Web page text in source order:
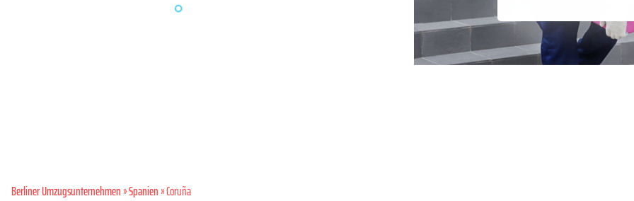
Berliner Umzugsunternehmen»Spanien» Coruña